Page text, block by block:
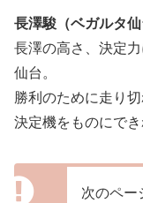
長澤駿（ベガルタ仙
長澤の高さ、決定
仙台。
勝利のために走り
決定機をものにで
次のペー